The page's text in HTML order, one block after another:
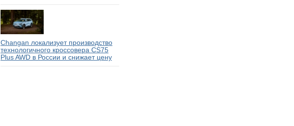
Changan локализует производство
технологичного кроссовера CS75
Plus AWD в России и снижает цену